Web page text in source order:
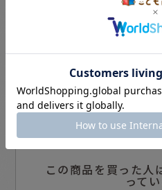
この商品を買った人
って